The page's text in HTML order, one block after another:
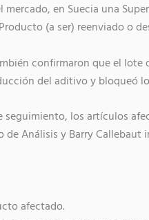
en Suecia una
(a ser) reenviado o
confirmaron que el
del aditivo y bloqueó
los artículos
Análisis y Barry Callebaut
afectado.